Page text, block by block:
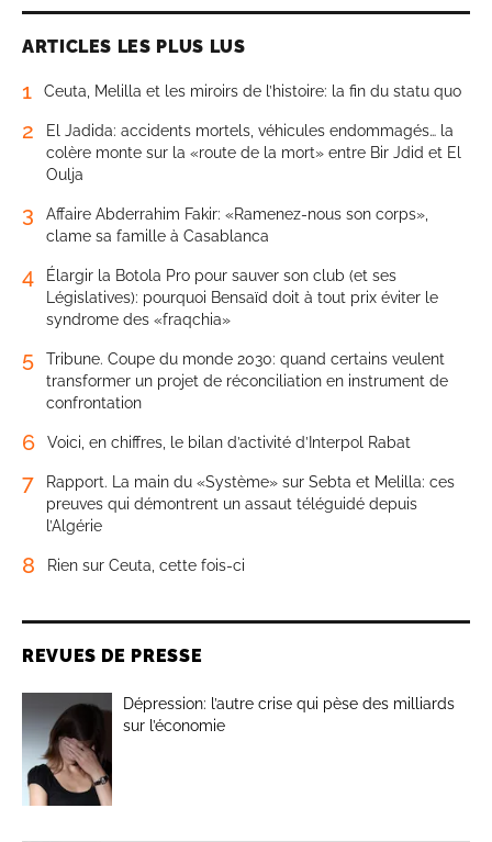
ARTICLES LES PLUS LUS
1 Ceuta, Melilla et les miroirs de l’histoire: la fin du statu quo
2
El Jadida: accidents mortels, véhicules endommagés… la
colère monte sur la «route de la mort» entre Bir Jdid et El
Oulja
3
Affaire Abderrahim Fakir: «Ramenez-nous son corps»,
clame sa famille à Casablanca
4
Élargir la Botola Pro pour sauver son club (et ses
Législatives): pourquoi Bensaïd doit à tout prix éviter le
syndrome des «fraqchia»
5
Tribune. Coupe du monde 2030: quand certains veulent
transformer un projet de réconciliation en instrument de
confrontation
6 Voici, en chiffres, le bilan d’activité d’Interpol Rabat
7
Rapport. La main du «Système» sur Sebta et Melilla: ces
preuves qui démontrent un assaut téléguidé depuis
l’Algérie
8 Rien sur Ceuta, cette fois-ci
REVUES DE PRESSE
Dépression: l’autre crise qui pèse des milliards
sur l’économie